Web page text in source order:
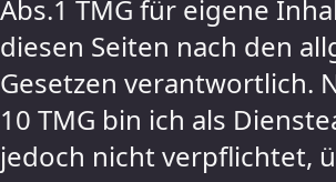
Abs.1 TMG für eigene
diesen Seiten nach den
Gesetzen verantwortlich.
10 TMG bin ich als
jedoch nicht verpflichtet,